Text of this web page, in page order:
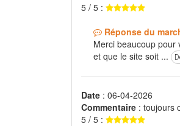
5 / 5 :
Réponse du
Merci beaucoup pour
et que le site soit ...
Date : 06-04-2026
Commentaire : toujours
5 / 5 :